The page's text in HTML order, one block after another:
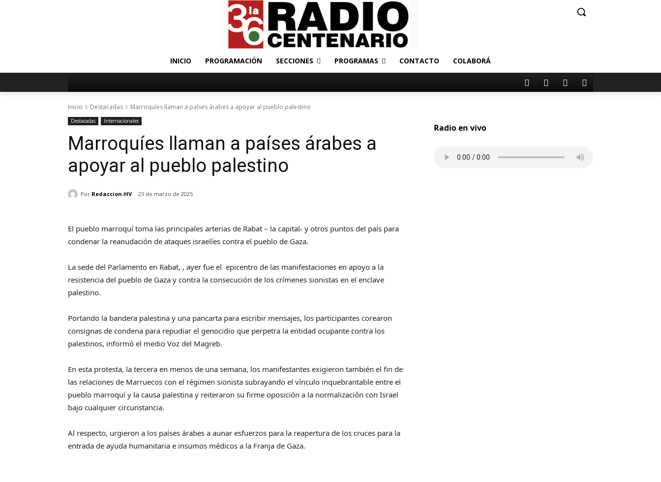
INICIO PROGRAMACIÓN SECCIONES PROGRAMAS CONTACTO COLABORÁ
Inicio Destacadas Marroquíes llaman a países árabes a apoyar al pueblo palestino
Destacadas Internacionales
Marroquíes llaman a países árabes a
apoyar al pueblo palestino
Por Redaccion-HV 23 de marzo de 2025
El pueblo marroquí toma las principales arterias de Rabat – la capital- y otros puntos del país para
condenar la reanudación de ataques israelíes contra el pueblo de Gaza.
La sede del Parlamento en Rabat, , ayer fue el epicentro de las manifestaciones en apoyo a la
resistencia del pueblo de Gaza y contra la consecución de los crímenes sionistas en el enclave
palestino.
Portando la bandera palestina y una pancarta para escribir mensajes, los participantes corearon
consignas de condena para repudiar el genocidio que perpetra la entidad ocupante contra los
palestinos, informó el medio Voz del Magreb.
En esta protesta, la tercera en menos de una semana, los manifestantes exigieron también el fin de
las relaciones de Marruecos con el régimen sionista subrayando el vínculo inquebrantable entre el
pueblo marroquí y la causa palestina y reiteraron su firme oposición a la normalización con Israel
bajo cualquier circunstancia.
Al respecto, urgieron a los países árabes a aunar esfuerzos para la reapertura de los cruces para la
entrada de ayuda humanitaria e insumos médicos a la Franja de Gaza.
Radio en vivo